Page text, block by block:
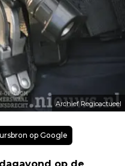
Archief Regioactueel
op Google